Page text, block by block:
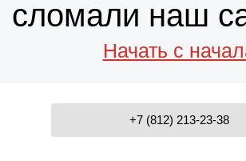
сломали наш
Начать с
+7 (812) 213-23-38